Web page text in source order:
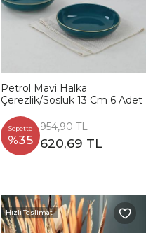
Petrol Mavi Halka
Çerezlik/Sosluk 13 Cm 6 Adet
Sepette
%35
954,90 TL
620,69 TL
Hızlı Teslimat